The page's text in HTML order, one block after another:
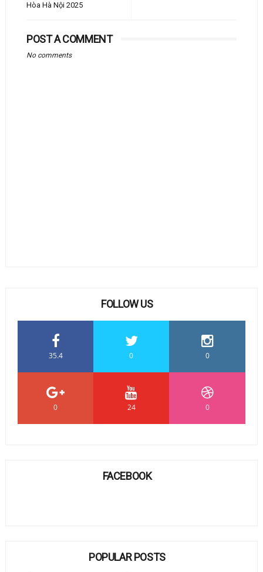
Hòa Hà Nội 2025
POST A COMMENT
No comments
FOLLOW US
35.4 0 0
0 24 0
FACEBOOK
POPULAR POSTS